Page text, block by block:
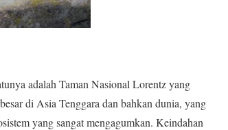
adalah Taman Nasional Lorentz yang
di Asia Tenggara dan bahkan dunia, yang
yang sangat mengagumkan. Keindahan